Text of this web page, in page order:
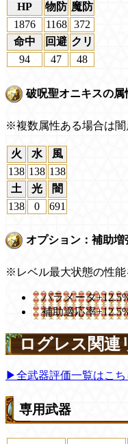
HP
物防 魔防
1876
1168
372
命中
回避 クリ
94
47 48
破呪聖オニキスの属
※複数属性ある場合は闇
火 水
風
138 138 138
土
光
闇
138
0 691
オプション：補助増
※レベル最大状態の性能
パラメータ
補助適応率
ログレス関連
▶全武器評価一覧はこち
専用武器